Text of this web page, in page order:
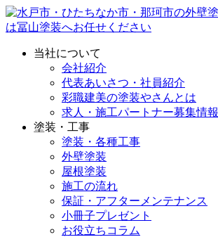
当社について
会社紹介
代表あいさつ・社員紹介
彩職建美の塗装やさんとは
求人・施工パートナー募集情報
塗装・工事
塗装・各種工事
外壁塗装
屋根塗装
施工の流れ
保証・アフターメンテナンス
小冊子プレゼント
お役立ちコラム